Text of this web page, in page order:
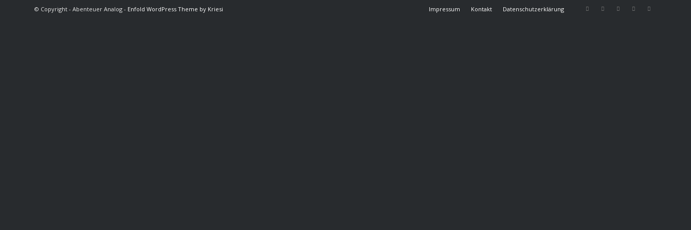
© Copyright - Abenteuer Analog - Enfold WordPress Theme by Kriesi Impressum Kontakt Datenschutzerklärung